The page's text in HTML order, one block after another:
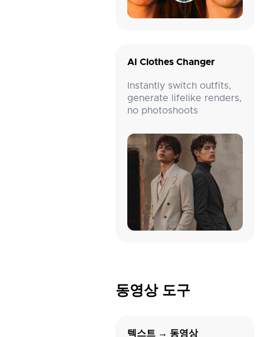
AI Clothes Changer
Instantly switch outfits,
generate lifelike renders,
no photoshoots
동영상 도구
텍스트 → 동영상